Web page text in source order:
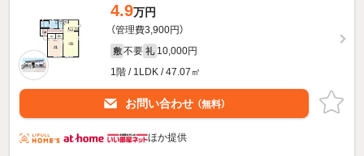
4.9万円
（管理費3,900円）
敷 不要 礼 10,000円
1階 / 1LDK / 47.07㎡
お問い合わせ （無料）
ほか提供